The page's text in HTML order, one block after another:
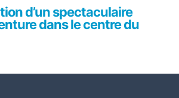
d’un spectaculaire
dans le centre du